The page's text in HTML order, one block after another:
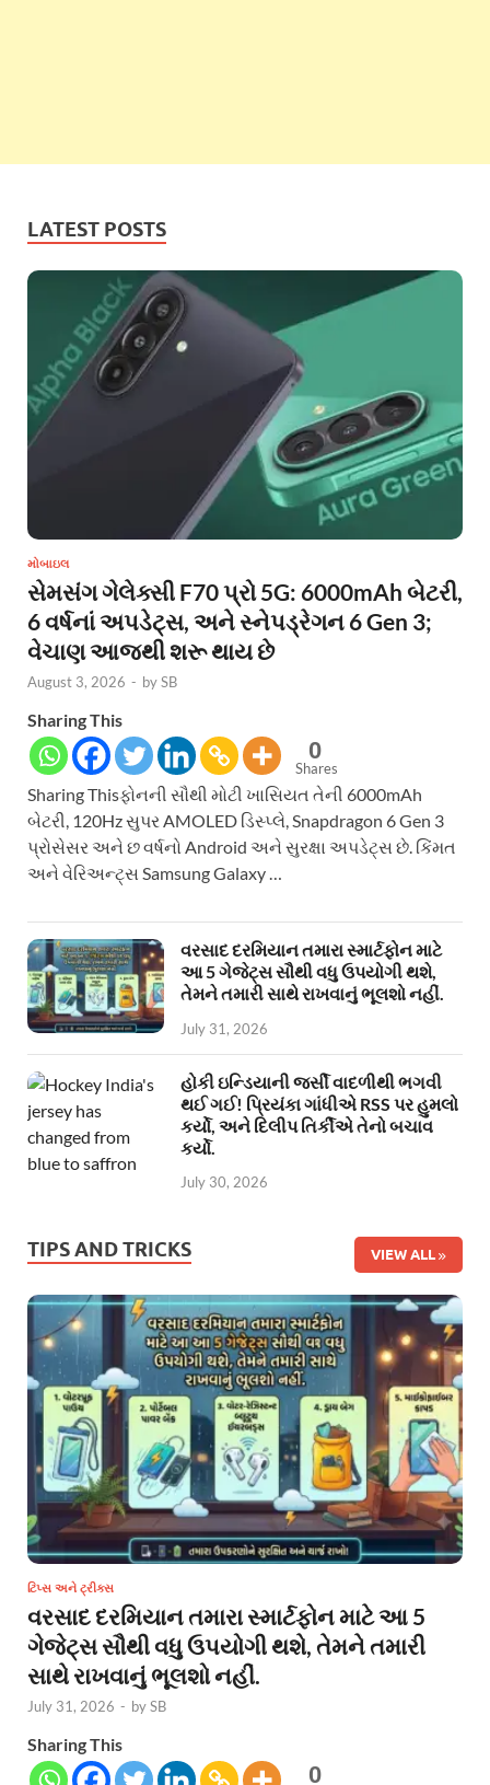
LATEST POSTS
મોબાઇલ
સેમસંગ ગેલેક્સી F70 પ્રો 5G: 6000mAh બેટરી,
6 વર્ષનાં અપડેટ્સ, અને સ્નેપડ્રેગન 6 Gen 3;
વેચાણ આજથી શરૂ થાય છે
August 3, 2026 - bySB
Sharing This
0
Shares
Sharing Thisફોનની સૌથી મોટી ખાસિયત તેની 6000mAh
બેટરી, 120Hz સુપર AMOLED ડિસ્પ્લે, Snapdragon 6 Gen 3
પ્રોસેસર અને છ વર્ષનો Android અને સુરક્ષા અપડેટ્સ છે. કિંમત
અને વેરિઅન્ટ્સ Samsung Galaxy …
વરસાદ દરમિયાન તમારા સ્માર્ટફોન માટે
આ 5 ગેજેટ્સ સૌથી વધુ ઉપયોગી થશે,
તેમને તમારી સાથે રાખવાનું ભૂલશો નહીં.
July 31, 2026
હોકી ઇન્ડિયાની જર્સી વાદળીથી ભગવી
થઈ ગઈ! પ્રિયંકા ગાંધીએ RSS પર હુમલો
કર્યો, અને દિલીપ તિર્કીએ તેનો બચાવ
કર્યો.
July 30, 2026
TIPS AND TRICKS VIEW ALL
ટિપ્સ અને ટ્રીક્સ
વરસાદ દરમિયાન તમારા સ્માર્ટફોન માટે આ 5
ગેજેટ્સ સૌથી વધુ ઉપયોગી થશે, તેમને તમારી
સાથે રાખવાનું ભૂલશો નહીં.
July 31, 2026 - bySB
Sharing This
0